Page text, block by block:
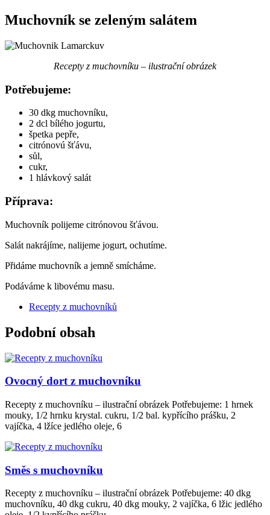
Muchovník se zeleným salátem
Recepty z muchovníku – ilustrační obrázek
Potřebujeme:
30 dkg muchovníku,
2 dcl bílého jogurtu,
špetka pepře,
citrónovú šťávu,
sůl,
cukr,
1 hlávkový salát
Příprava:
Muchovník polijeme citrónovou šťávou.
Salát nakrájíme, nalijeme jogurt, ochutíme.
Přidáme muchovník a jemně smícháme.
Podáváme k libovému masu.
Recepty z muchovníků
Podobní obsah
Ovocný dort z muchovníku
Recepty z muchovníku – ilustrační obrázek Potřebujeme: 1 hrnek
mouky, 1/2 hrnku krystal. cukru, 1/2 bal. kypřícího prášku, 2
vajíčka, 4 lžíce jedlého oleje, 6
Směs s muchovníku
Recepty z muchovníku – ilustrační obrázek Potřebujeme: 40 dkg
muchovníku, 40 dkg cukru, 40 dkg mouky, 2 vajíčka, 6 lžic jedlého